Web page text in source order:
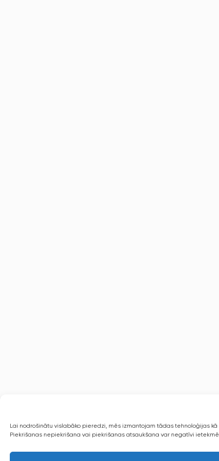
Lai nodrošinātu vislabāko pieredzi, mēs izmantojam tādas tehnoloģijas
Piekrišanas nepiekrišana vai piekrišanas atsaukšana var negatīvi